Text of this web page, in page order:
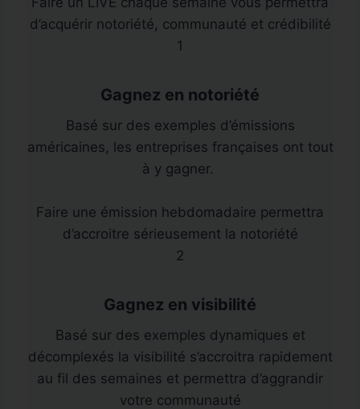
d’acquérir notoriété, communauté et crédibilité
1
Gagnez en notoriété
Basé sur des exemples d’émissions
américaines, les entreprises françaises ont tout
à y gagner.
Faire une émission hebdomadaire permettra
d’accroitre sérieusement la notoriété
2
Gagnez en visibilité
Basé sur des exemples dynamiques et
décomplexés la visibilité s’accroitra rapidement
au fil des semaines et permettra d’aggrandir
votre communauté